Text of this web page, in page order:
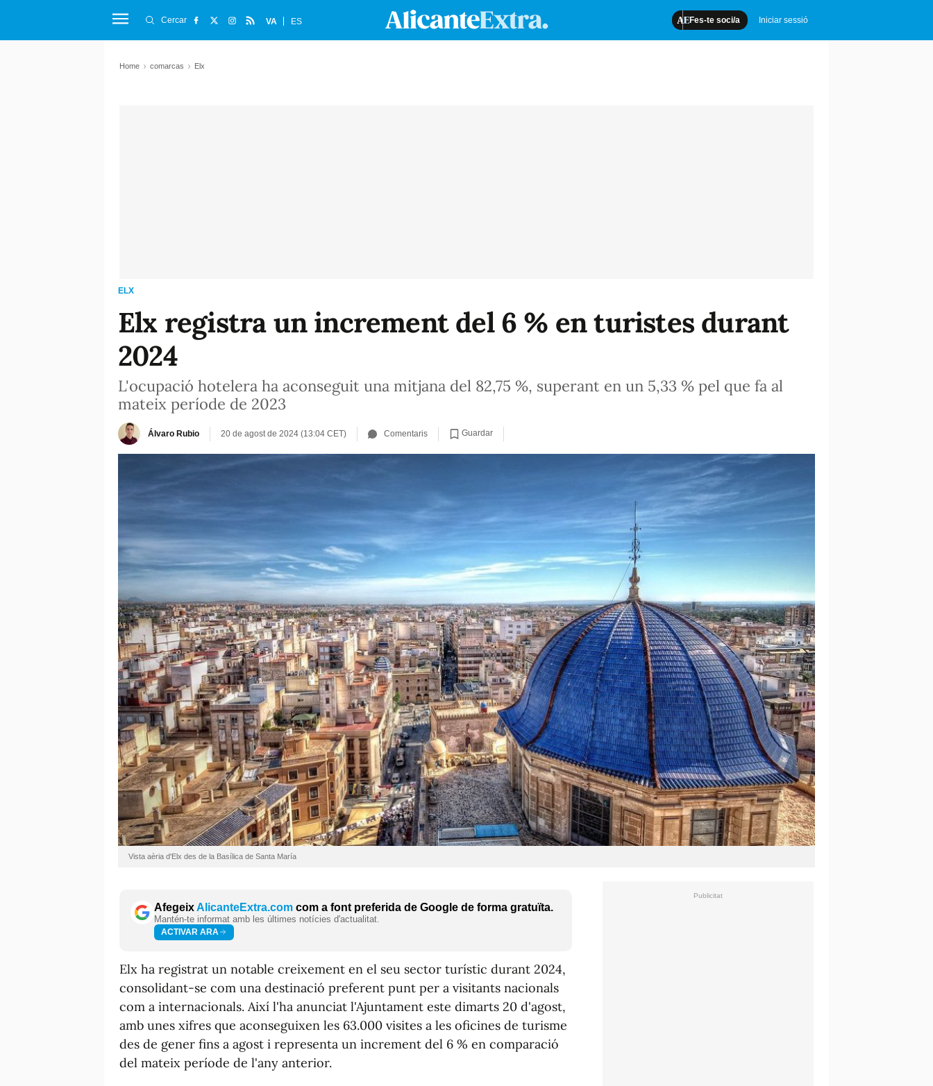
Fes-te soci/a Iniciar sessió
Cercar VA ES
Home comarcas Elx
ELX
Elx registra un increment del 6 % en turistes durant
2024
L'ocupació hotelera ha aconseguit una mitjana del 82,75 %, superant en un 5,33 % pel que fa al
mateix període de 2023
Álvaro Rubio 20 de agost de 2024 (13:04 CET) Comentaris Guardar
Vista aèria d'Elx des de la Basílica de Santa María
AfegeixAlicanteExtra.com com a font preferida de Google de forma gratuïta.
Mantén-te informat amb les últimes notícies d'actualitat.
ACTIVAR ARA
Elx ha registrat un notable creixement en el seu sector turístic durant 2024,
consolidant-se com una destinació preferent punt per a visitants nacionals
com a internacionals. Així l'ha anunciat l'Ajuntament este dimarts 20 d'agost,
amb unes xifres que aconseguixen les 63.000 visites a les oficines de turisme
des de gener fins a agost i representa un increment del 6 % en comparació
del mateix període de l'any anterior.